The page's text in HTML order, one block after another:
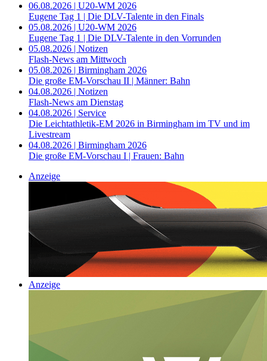
06.08.2026 | U20-WM 2026
Eugene Tag 1 | Die DLV-Talente in den Finals
05.08.2026 | U20-WM 2026
Eugene Tag 1 | Die DLV-Talente in den Vorrunden
05.08.2026 | Notizen
Flash-News am Mittwoch
05.08.2026 | Birmingham 2026
Die große EM-Vorschau II | Männer: Bahn
04.08.2026 | Notizen
Flash-News am Dienstag
04.08.2026 | Service
Die Leichtathletik-EM 2026 in Birmingham im TV und im
Livestream
04.08.2026 | Birmingham 2026
Die große EM-Vorschau I | Frauen: Bahn
Anzeige
Anzeige